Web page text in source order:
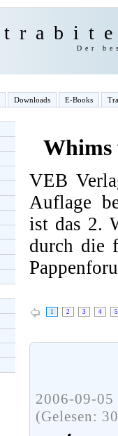
Der
Downloads E-Books
Whims
VEB
Auflage
ist das 2.
durch die
1 2 3 4 5
2006-09-
(Gelesen: